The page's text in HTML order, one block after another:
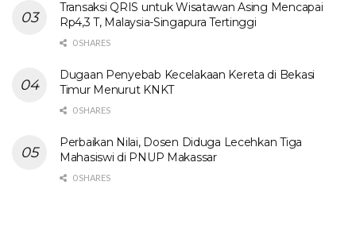
Transaksi QRIS untuk Wisatawan Asing Mencapai
Rp4,3 T, Malaysia-Singapura Tertinggi
0 SHARES
Dugaan Penyebab Kecelakaan Kereta di Bekasi
Timur Menurut KNKT
0 SHARES
Perbaikan Nilai, Dosen Diduga Lecehkan Tiga
Mahasiswi di PNUP Makassar
0 SHARES